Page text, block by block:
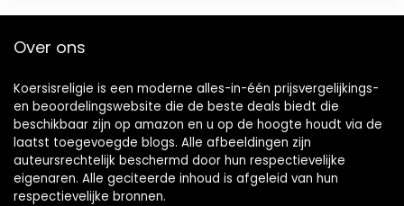
Over ons
Koersisreligie is een moderne alles-in-één prijsvergelijkings-
en beoordelingswebsite die de beste deals biedt die
beschikbaar zijn op amazon en u op de hoogte houdt via de
laatst toegevoegde blogs. Alle afbeeldingen zijn
auteursrechtelijk beschermd door hun respectievelijke
eigenaren. Alle geciteerde inhoud is afgeleid van hun
respectievelijke bronnen.